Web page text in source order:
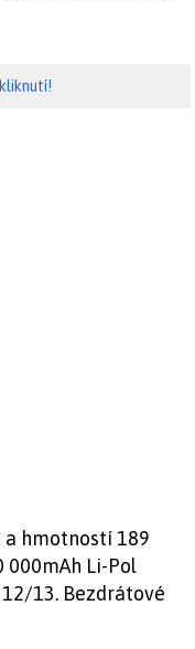
hmotností 189
Li-Pol
13. Bezdrátové